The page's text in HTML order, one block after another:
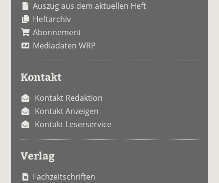
Auszug aus dem aktuellen Heft
Heftarchiv
Abonnement
Mediadaten WRP
Kontakt
Kontakt Redaktion
Kontakt Anzeigen
Kontakt Leserservice
Verlag
Fachzeitschriften